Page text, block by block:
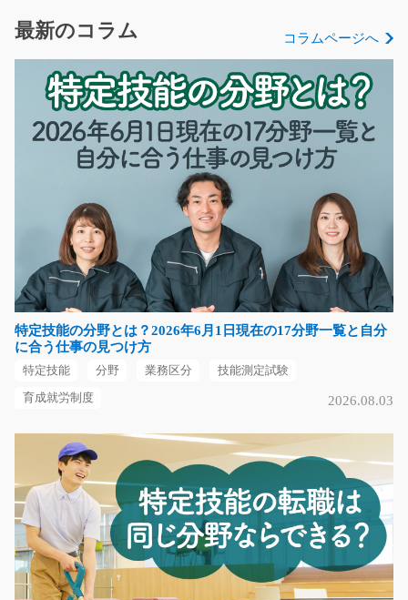
【駅チカ】自動車部品の重量チェックや寸法測定をする
長期（3ヶ月以上）
時給1300円
岐阜県可児市
気になる
金属プレス加工/g01_02184
急募
金属部品のプレス加工を行う機械オペレーター業務で
す。 材料をプレス機に…
長期（3ヶ月以上）
時給1,200円
岐阜県各務原市
電化製品のピッキング作業/y04_00328
急募
新着ワーク！！人気のピッキング作業でました！！電化
製品のピッキング作…
長期（3ヶ月以上）
最新のコラム コラムページへ
特定技能の分野とは？2026年6月1日現在の17分野一覧と自分
に合う仕事の見つけ方
特定技能 分野 業務区分 技能測定試験
育成就労制度 2026.08.03